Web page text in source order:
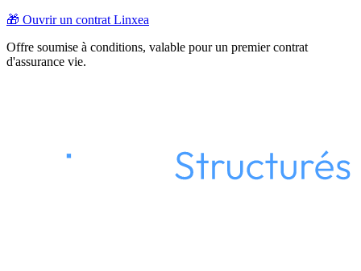
🎁 Ouvrir un contrat Linxea
Offre soumise à conditions, valable pour un premier contrat
d'assurance vie.